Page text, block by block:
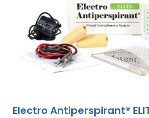
Electro Antiperspirant®